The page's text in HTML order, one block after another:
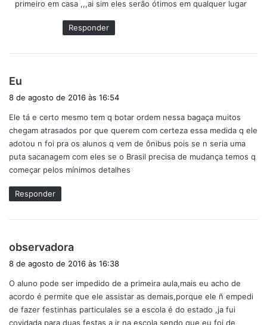
primeiro em casa ,,,ai sim eles serão ótimos em qualquer lugar
Responder
Eu
s
e
:
8 de agosto de 2016 às 16:54
Ele tá e certo mesmo tem q botar ordem nessa bagaça muitos
chegam atrasados por que querem com certeza essa medida q ele
adotou n foi pra os alunos q vem de ônibus pois se n seria uma
puta sacanagem com eles se o Brasil precisa de mudança temos q
começar pelos mínimos detalhes
Responder
observadora
i
s
e
:
8 de agosto de 2016 às 16:38
O aluno pode ser impedido de a primeira aula,mais eu acho de
acordo é permite que ele assistar as demais,porque ele ñ empedi
de fazer festinhas particulales se a escola é do estado ,ja fui
covidada para duas festas a ir na escola,sendo que eu foi de